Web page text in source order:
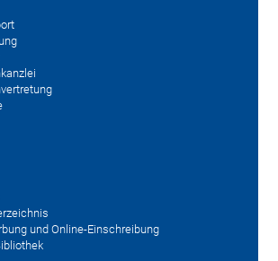
und Online-Einschreibung